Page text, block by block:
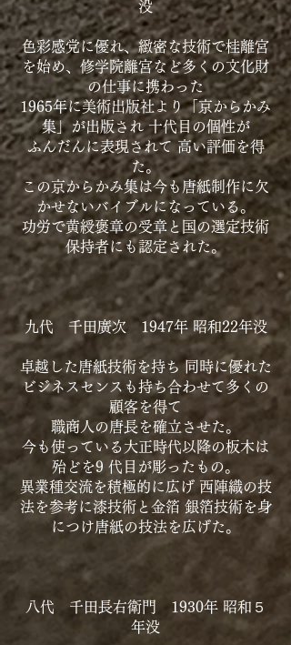
没
色彩感党に優れ、緻密な技術で桂離宮
を始め、修学院離宮など多くの文化財
の仕事に携わった
1965年に美術出版社より「京からかみ
集」が出版され 十代目の個性が
ふんだんに表現されて 高い評価を得
た。
この京からかみ集は今も唐紙制作に欠
かせないバイブルになっている。
功労で黄綬褒章の受章と国の選定技術
保持者にも認定された。
九代 千田廣次 1947年 昭和22年没
卓越した唐紙技術を持ち 同時に優れた
ビジネスセンスも持ち合わせて多くの
顧客を得て
職商人の唐長を確立させた。
今も使っている大正時代以降の板木は
殆どを9 代目が彫ったもの。
異業種交流を積極的に広げ 西陣織の技
法を参考に漆技術と金箔 銀箔技術を身
につけ唐紙の技法を広げた。
八代 千田長右衛門 1930年 昭和５
年没